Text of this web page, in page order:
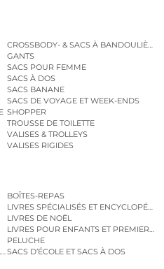
CROSSBODY- & SACS À BANDOULIÈRE
GANTS
SACS POUR FEMME
SACS À DOS
SACS BANANE
SACS DE VOYAGE ET WEEK-ENDS
SHOPPER
TROUSSE DE TOILETTE
VALISES & TROLLEYS
VALISES RIGIDES
BOÎTES-REPAS
LIVRES SPÉCIALISÉS ET
LIVRES DE NOËL
LIVRES POUR ENFANTS ET PREMIERS
PELUCHE
SACS D’ÉCOLE ET SACS À DOS